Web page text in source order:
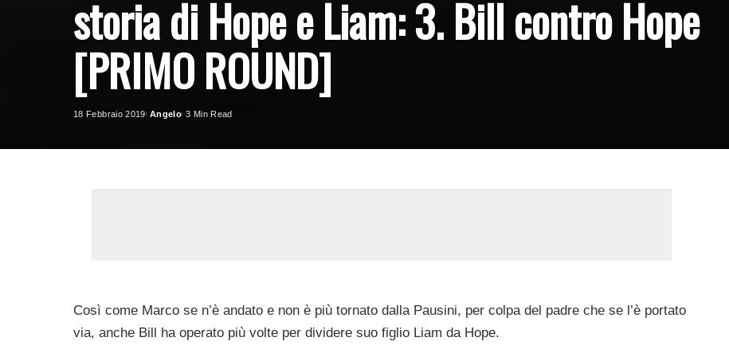
storia di Hope e Liam: 3. Bill contro Hope
[PRIMO ROUND]
18 Febbraio 2019
Posted
Angelo 3 Min Read
Così come Marco se n’è andato e non è più tornato dalla Pausini, per colpa del padre che se l’è portato
via, anche Bill ha operato più volte per dividere suo figlio Liam da Hope.